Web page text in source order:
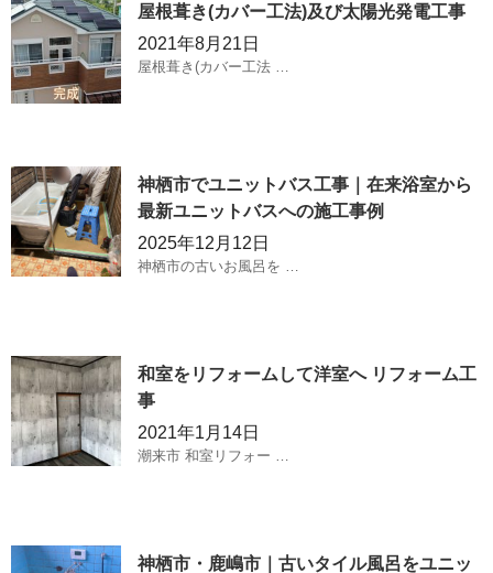
屋根葺き(カバー工法)及び太陽光発電工事
2021年8月21日
屋根葺き(カバー工法 …
神栖市でユニットバス工事｜在来浴室から
最新ユニットバスへの施工事例
2025年12月12日
神栖市の古いお風呂を …
和室をリフォームして洋室へ リフォーム工
事
2021年1月14日
潮来市 和室リフォー …
神栖市・鹿嶋市｜古いタイル風呂をユニッ